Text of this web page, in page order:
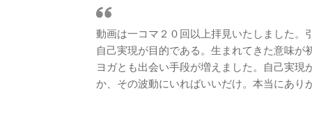
動画は一コマ２０回以上拝見いたしました。
自己実現が目的である。生まれてきた意味が
ヨガとも出会い手段が増えました。自己実現
か、その波動にいればいいだけ。本当にあり